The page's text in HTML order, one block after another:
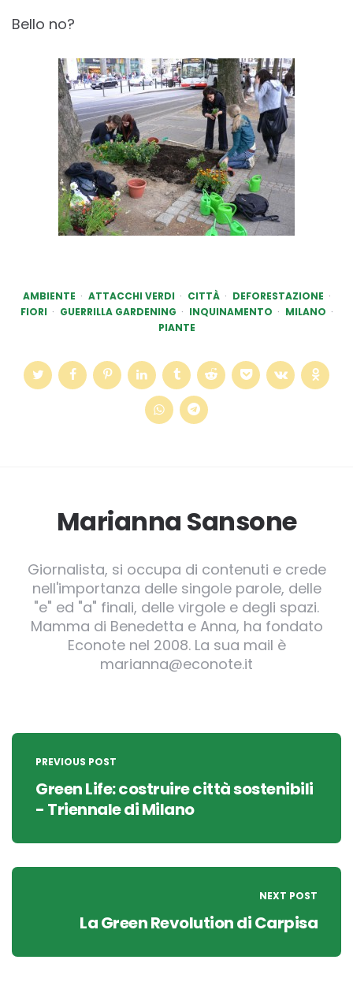
Bello no?
AMBIENTE ATTACCHI VERDI CITTÀ
DEFORESTAZIONE
FIORI
GUERRILLA GARDENING INQUINAMENTO
MILANO
PIANTE
Marianna Sansone
Giornalista, si occupa di contenuti e crede
nell'importanza delle singole parole, delle
"e" ed "a" finali, delle virgole e degli spazi.
Mamma di Benedetta e Anna, ha fondato
Econote nel 2008. La sua mail è
marianna@econote.it
Post
navigation
PREVIOUS POST
Green Life: costruire città sostenibili
- Triennale di Milano
NEXT POST
La Green Revolution di Carpisa